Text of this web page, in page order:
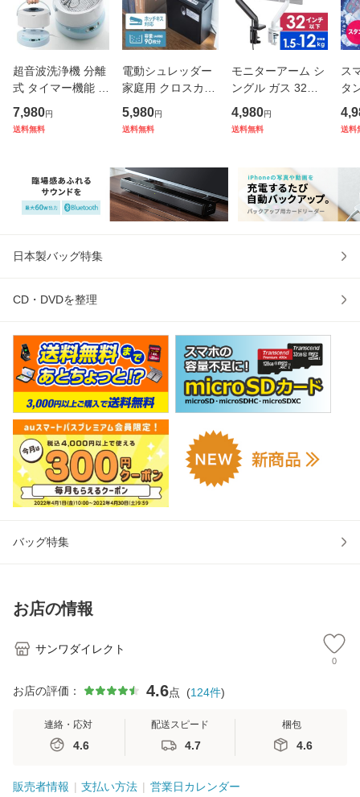
超音波洗浄機 分離
式 タイマー機能 時
計 メガネ アクセサ
リー クリーニング
7,980円
送料無料
電動シュレッダー
家庭用 クロスカッ
ト 4×33mm A4 最
大6枚 ホチキス針
5,980円
送料無料
モニターアーム シ
ングル ガス 32イ
ンチ 上下 左右 耐
荷重12kgまで対応
4,980円
送料無料
ス
タ
ェ
送料
日本製バッグ特集
CD・DVDを整理
バッグ特集
お店の情報
サンワダイレクト
0
お店の評価： 4.6点 (124件)
連絡・応対
4.6
配送スピード
4.7
梱包
4.6
販売者情報 支払い方法 営業日カレンダー